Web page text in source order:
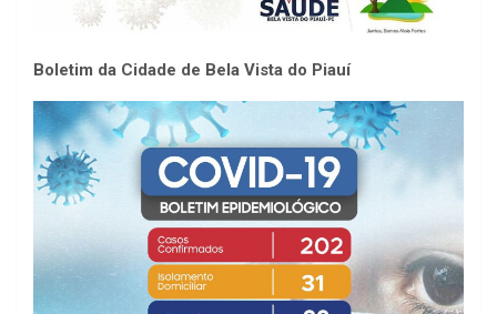
Boletim da Cidade de Bela Vista do Piauí